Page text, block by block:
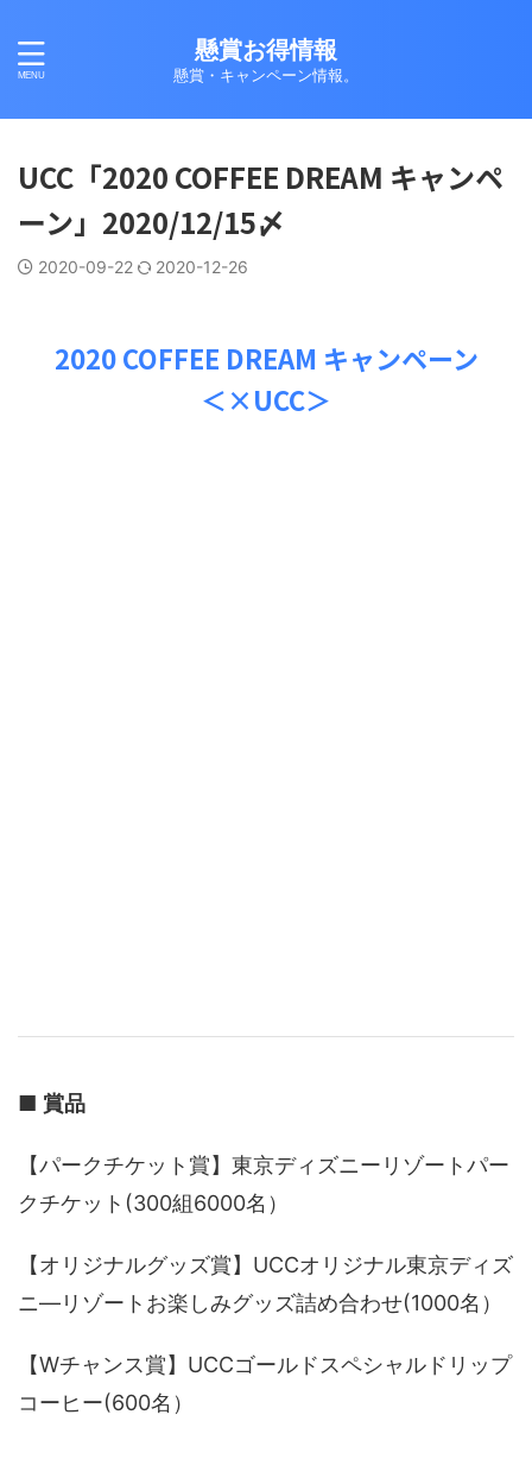
懸賞お得情報
懸賞・キャンペーン情報。
UCC「2020 COFFEE DREAM キャンペ
ーン」2020/12/15〆
2020-09-22 2020-12-26
2020 COFFEE DREAM キャンペーン
＜×UCC＞
■ 賞品
【パークチケット賞】東京ディズニーリゾートパー
クチケット(300組6000名）
【オリジナルグッズ賞】UCCオリジナル東京ディズ
ニ―リゾートお楽しみグッズ詰め合わせ(1000名）
【Wチャンス賞】UCCゴールドスペシャルドリップ
コーヒー(600名）